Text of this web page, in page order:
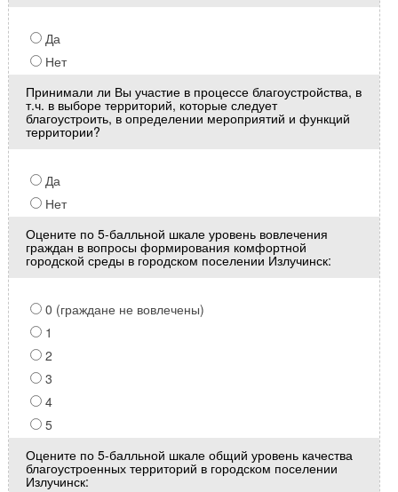
Да
Нет
Принимали ли Вы участие в процессе благоустройства, в
т.ч. в выборе территорий, которые следует
благоустроить, в определении мероприятий и функций
территории?
Да
Нет
Оцените по 5-балльной шкале уровень вовлечения
граждан в вопросы формирования комфортной
городской среды в городском поселении Излучинск:
0 (граждане не вовлечены)
1
2
3
4
5
Оцените по 5-балльной шкале общий уровень качества
благоустроенных территорий в городском поселении
Излучинск: